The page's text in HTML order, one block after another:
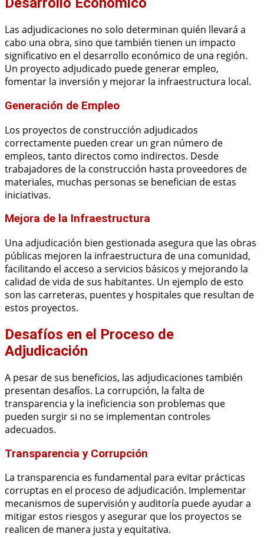
Las adjudicaciones no solo determinan quién llevará a
cabo una obra, sino que también tienen un impacto
significativo en el desarrollo económico de una región.
Un proyecto adjudicado puede generar empleo,
fomentar la inversión y mejorar la infraestructura local.
Generación de Empleo
Los proyectos de construcción adjudicados
correctamente pueden crear un gran número de
empleos, tanto directos como indirectos. Desde
trabajadores de la construcción hasta proveedores de
materiales, muchas personas se benefician de estas
iniciativas.
Mejora de la Infraestructura
Una adjudicación bien gestionada asegura que las obras
públicas mejoren la infraestructura de una comunidad,
facilitando el acceso a servicios básicos y mejorando la
calidad de vida de sus habitantes. Un ejemplo de esto
son las carreteras, puentes y hospitales que resultan de
estos proyectos.
Desafíos en el Proceso de
Adjudicación
A pesar de sus beneficios, las adjudicaciones también
presentan desafíos. La corrupción, la falta de
transparencia y la ineficiencia son problemas que
pueden surgir si no se implementan controles
adecuados.
Transparencia y Corrupción
La transparencia es fundamental para evitar prácticas
corruptas en el proceso de adjudicación. Implementar
mecanismos de supervisión y auditoría puede ayudar a
mitigar estos riesgos y asegurar que los proyectos se
realicen de manera justa y equitativa.